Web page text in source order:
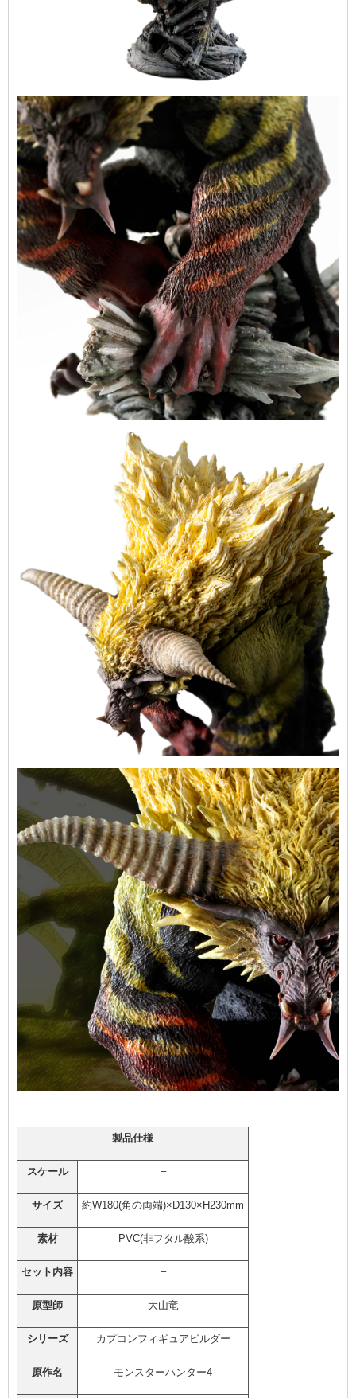
製品仕様
スケール –
サイズ 約W180(角の両端)×D130×H230mm
素材 PVC(非フタル酸系)
セット内容 –
原型師 大山竜
シリーズ カプコンフィギュアビルダー
原作名 モンスターハンター4